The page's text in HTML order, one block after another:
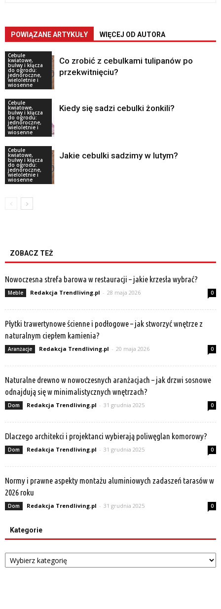
POWIĄZANE ARTYKUŁY WIĘCEJ OD AUTORA
Cebule
kwiatowe,
bulwy i kłącza
do ogrodu:
jednoroczne,
wieloletnie i
wiosenne
Co zrobić z cebulkami tulipanów po
przekwitnięciu?
Cebule
kwiatowe,
bulwy i kłącza
do ogrodu:
jednoroczne,
wieloletnie i
wiosenne
Kiedy się sadzi cebulki żonkili?
Cebule
kwiatowe,
bulwy i kłącza
do ogrodu:
jednoroczne,
wieloletnie i
wiosenne
Jakie cebulki sadzimy w lutym?
ZOBACZ TEŻ
Nowoczesna strefa barowa w restauracji – jakie krzesła wybrać?
Meble Redakcja Trendliving.pl - 28 maja 2026 0
Płytki trawertynowe ścienne i podłogowe – jak stworzyć wnętrze z
naturalnym ciepłem kamienia?
Aranżacje Redakcja Trendliving.pl - 20 maja 2026 0
Naturalne drewno w nowoczesnych aranżacjach – jak drzwi sosnowe
odnajdują się w minimalistycznych wnętrzach?
Dom Redakcja Trendliving.pl - 31 grudnia 2025 0
Dlaczego architekci i projektanci wybierają poliwęglan komorowy?
Dom Redakcja Trendliving.pl - 31 grudnia 2025 0
Normy i prawne aspekty montażu aluminiowych zadaszeń tarasów w
2026 roku
Dom Redakcja Trendliving.pl - 31 grudnia 2025 0
Kategorie
Kategorie